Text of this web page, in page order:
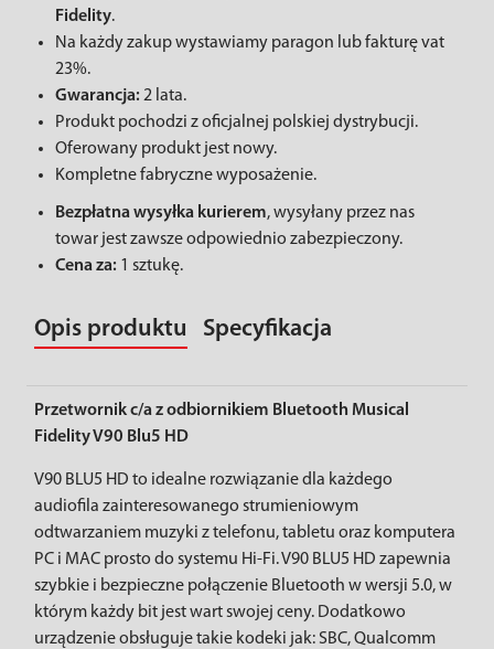
Fidelity.
Na każdy zakup wystawiamy paragon lub fakturę vat
23%.
Gwarancja: 2 lata.
Produkt pochodzi z oficjalnej polskiej dystrybucji.
Oferowany produkt jest nowy.
Kompletne fabryczne wyposażenie.
Bezpłatna wysyłka kurierem, wysyłany przez nas
towar jest zawsze odpowiednio zabezpieczony.
Cena za: 1 sztukę.
Opis produktu Specyfikacja
Przetwornik c/a z odbiornikiem Bluetooth Musical
Fidelity V90 Blu5 HD
V90 BLU5 HD to idealne rozwiązanie dla każdego
audiofila zainteresowanego strumieniowym
odtwarzaniem muzyki z telefonu, tabletu oraz komputera
PC i MAC prosto do systemu Hi-Fi. V90 BLU5 HD zapewnia
szybkie i bezpieczne połączenie Bluetooth w wersji 5.0, w
którym każdy bit jest wart swojej ceny. Dodatkowo
urządzenie obsługuje takie kodeki jak: SBC, Qualcomm